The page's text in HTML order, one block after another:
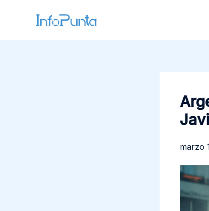
marzo